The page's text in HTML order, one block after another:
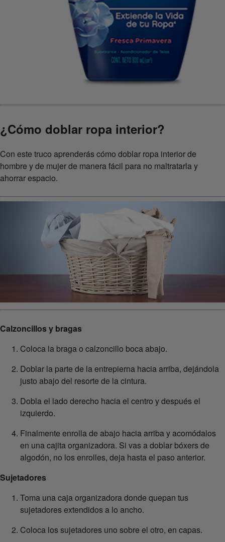
¿Cómo doblar ropa interior?
Con este truco aprenderás cómo doblar ropa interior de
hombre y de mujer de manera fácil para no maltratarla y
ahorrar espacio.
Calzoncillos y bragas
Coloca la braga o calzoncillo boca abajo.
Doblar la parte de la entrepierna hacia arriba, dejándola
justo abajo del resorte de la cintura.
Dobla el lado derecho hacia el centro y después el
izquierdo.
Finalmente enrolla de abajo hacia arriba y acomódalos
en una cajita organizadora. Si vas a doblar bóxers de
algodón, no los enrolles, deja hasta el paso anterior.
Sujetadores
Toma una caja organizadora donde quepan tus
sujetadores extendidos a lo ancho.
Coloca los sujetadores uno sobre el otro, en capas.